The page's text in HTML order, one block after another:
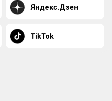
Яндекс.Дзен
TikTok